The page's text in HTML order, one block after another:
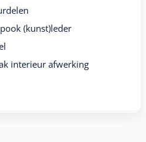
(kunst)leder
interieur afwerking